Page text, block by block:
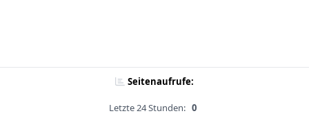
Seitenaufrufe:
Letzte 24 Stunden: 0